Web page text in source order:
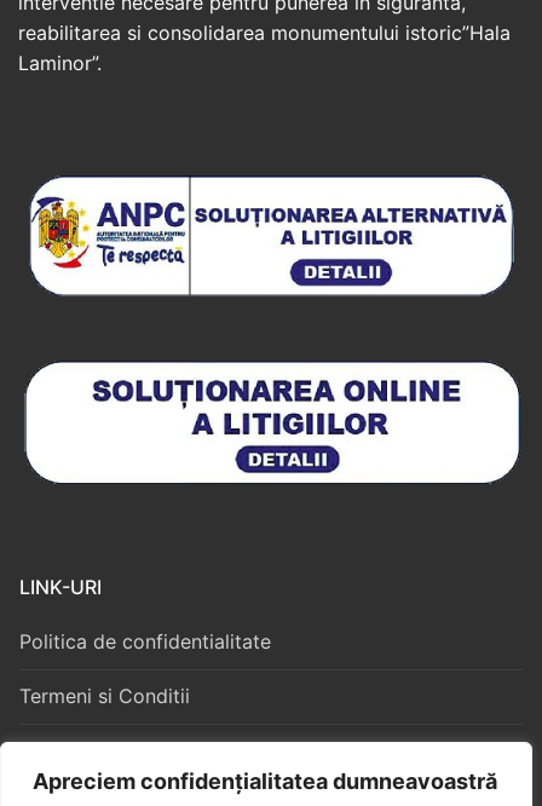
Apreciem confidențialitatea dumneavoastră
reabilitarea si consolidarea monumentului istoric”Hala
Laminor”.
LINK-URI
Politica de confidentialitate
Termeni si Conditii